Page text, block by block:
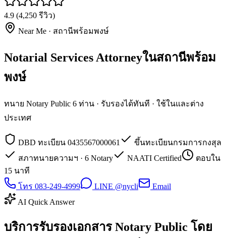
4.9 (4,250 รีวิว)
Near Me · สถานีพร้อมพงษ์
Notarial Services Attorneyในสถานีพร้อม
พงษ์
ทนาย Notary Public 6 ท่าน · รับรองได้ทันที · ใช้ในและต่าง
ประเทศ
DBD ทะเบียน 0435567000061
ขึ้นทะเบียนกรมการกงสุล
สภาทนายความฯ · 6 Notary
NAATI Certified
ตอบใน
15 นาที
โทร 083-249-4999
LINE @nycli
Email
AI Quick Answer
บริการรับรองเอกสาร Notary Public โดย